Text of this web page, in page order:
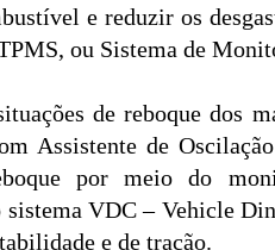
e reduzir os
ou Sistema de
de reboque dos
Assistente de
por meio do
VDC – Vehicle
e de tração.